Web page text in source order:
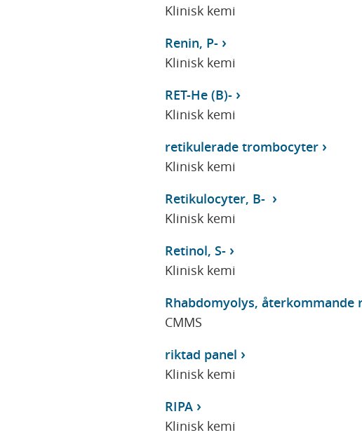
Klinisk kemi
Renin, P-
Klinisk kemi
RET-He (B)-
Klinisk kemi
retikulerade trombocyter
Klinisk kemi
Retikulocyter, B-
Klinisk kemi
Retinol, S-
Klinisk kemi
Rhabdomyolys, återkommande
CMMS
riktad panel
Klinisk kemi
RIPA
Klinisk kemi